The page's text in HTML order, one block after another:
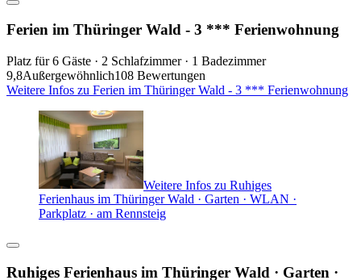
Ferien im Thüringer Wald - 3 *** Ferienwohnung
Platz für 6 Gäste · 2 Schlafzimmer · 1 Badezimmer
9,8Außergewöhnlich108 Bewertungen
Weitere Infos zu Ferien im Thüringer Wald - 3 *** Ferienwohnung
Weitere Infos zu Ruhiges
Ferienhaus im Thüringer Wald · Garten · WLAN ·
Parkplatz · am Rennsteig
Ruhiges Ferienhaus im Thüringer Wald · Garten ·